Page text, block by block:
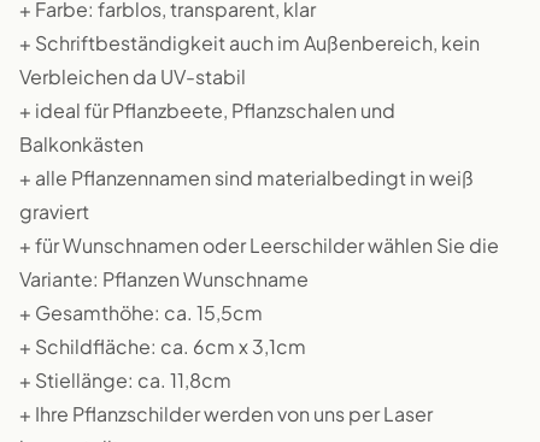
+ Farbe: farblos, transparent, klar
+ Schriftbeständigkeit auch im Außenbereich, kein
Verbleichen da UV-stabil
+ ideal für Pflanzbeete, Pflanzschalen und
Balkonkästen
+ alle Pflanzennamen sind materialbedingt in weiß
graviert
+ für Wunschnamen oder Leerschilder wählen Sie die
Variante: Pflanzen Wunschname
+ Gesamthöhe: ca. 15,5cm
+ Schildfläche: ca. 6cm x 3,1cm
+ Stiellänge: ca. 11,8cm
+ Ihre Pflanzschilder werden von uns per Laser